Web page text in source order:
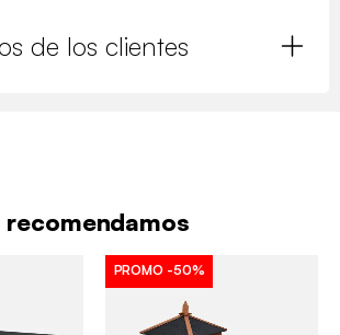
de los clientes
recomendamos
PROMO -50%